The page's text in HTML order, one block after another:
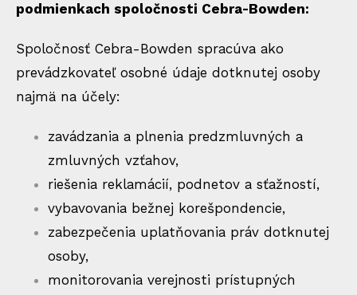
podmienkach spoločnosti Cebra-Bowden:
Spoločnosť Cebra-Bowden spracúva ako
prevádzkovateľ osobné údaje dotknutej osoby
najmä na účely:
zavádzania a plnenia predzmluvných a
zmluvných vzťahov,
riešenia reklamácií, podnetov a sťažností,
vybavovania bežnej korešpondencie,
zabezpečenia uplatňovania práv dotknutej
osoby,
monitorovania verejnosti prístupných